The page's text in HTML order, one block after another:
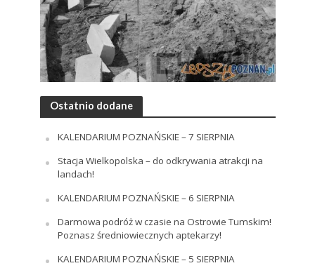
Ostatnio dodane
KALENDARIUM POZNAŃSKIE – 7 SIERPNIA
Stacja Wielkopolska – do odkrywania atrakcji na
landach!
KALENDARIUM POZNAŃSKIE – 6 SIERPNIA
Darmowa podróż w czasie na Ostrowie Tumskim!
Poznasz średniowiecznych aptekarzy!
KALENDARIUM POZNAŃSKIE – 5 SIERPNIA